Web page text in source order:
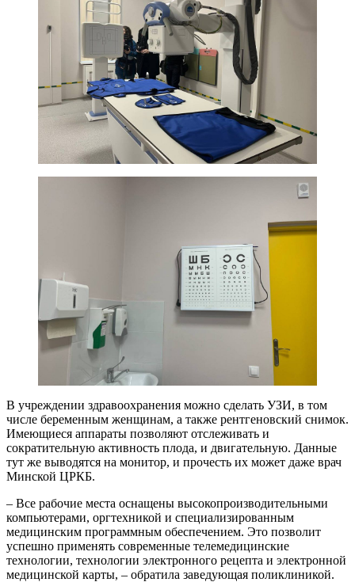
В учреждении здравоохранения можно сделать УЗИ, в том
числе беременным женщинам, а также рентгеновский снимок.
Имеющиеся аппараты позволяют отслеживать и
сократительную активность плода, и двигательную. Данные
тут же выводятся на монитор, и прочесть их может даже врач
Минской ЦРКБ.
– Все рабочие места оснащены высокопроизводительными
компьютерами, оргтехникой и специализированным
медицинским программным обеспечением. Это позволит
успешно применять современные телемедицинские
технологии, технологии электронного рецепта и электронной
медицинской карты, – обратила заведующая поликлиникой.